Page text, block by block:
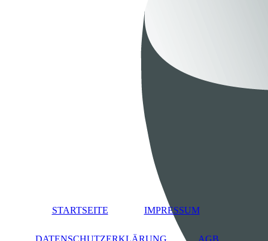
STARTSEITE IMPRESSUM
DATENSCHUTZERKLÄRUNG AGB